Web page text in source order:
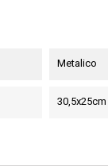
Metalico
30,5x25cm